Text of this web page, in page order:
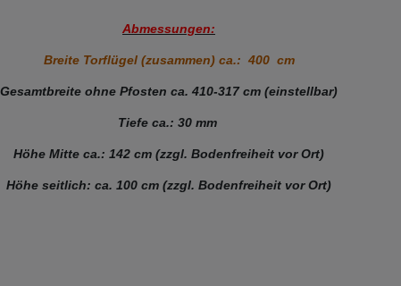
Abmessungen:
Breite Torflügel (zusammen) ca.: 400 cm
Gesamtbreite ohne Pfosten ca. 410-317 cm (einstellbar)
Tiefe ca.: 30 mm
Höhe Mitte ca.: 142 cm (zzgl. Bodenfreiheit vor Ort)
Höhe seitlich: ca. 100 cm (zzgl. Bodenfreiheit vor Ort)